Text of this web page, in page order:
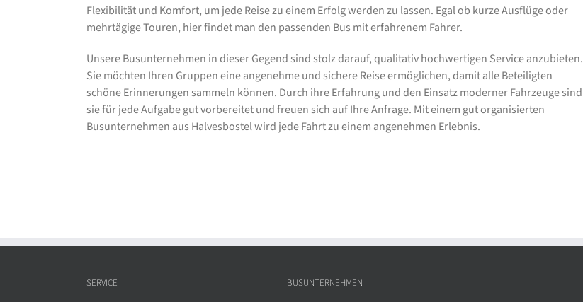
Flexibilität und Komfort, um jede Reise zu einem Erfolg werden zu lassen. Egal ob kurze Ausflüge oder
mehrtägige Touren, hier findet man den passenden Bus mit erfahrenem Fahrer.
Unsere Busunternehmen in dieser Gegend sind stolz darauf, qualitativ hochwertigen Service anzubieten.
Sie möchten Ihren Gruppen eine angenehme und sichere Reise ermöglichen, damit alle Beteiligten
schöne Erinnerungen sammeln können. Durch ihre Erfahrung und den Einsatz moderner Fahrzeuge sind
sie für jede Aufgabe gut vorbereitet und freuen sich auf Ihre Anfrage. Mit einem gut organisierten
Busunternehmen aus Halvesbostel wird jede Fahrt zu einem angenehmen Erlebnis.
SERVICE BUSUNTERNEHMEN